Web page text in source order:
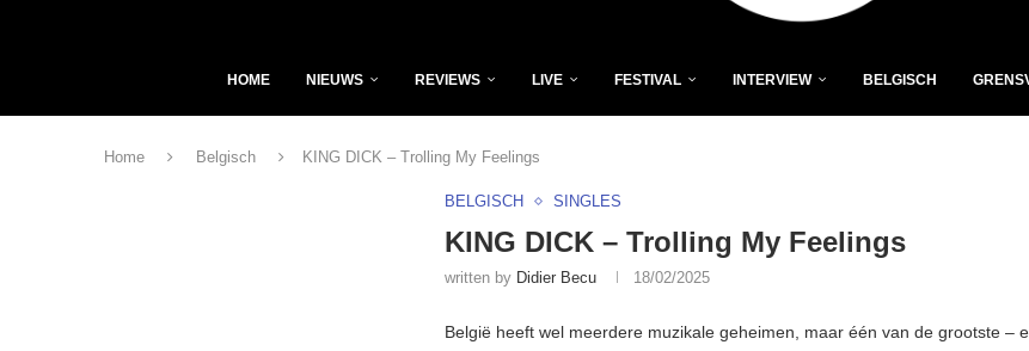
HOME NIEUWS REVIEWS LIVE FESTIVAL INTERVIEW BELGISCH
Home Belgisch KING DICK – Trolling My Feelings
BELGISCH SINGLES
KING DICK – Trolling My Feelings
written by Didier Becu 18/02/2025
België heeft wel meerdere muzikale geheimen, maar één van de grootste –